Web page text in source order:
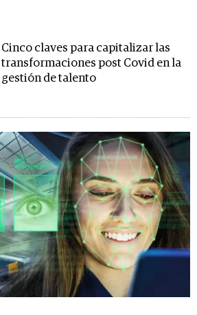
Cinco claves para capitalizar las
transformaciones post Covid en la
gestión de talento